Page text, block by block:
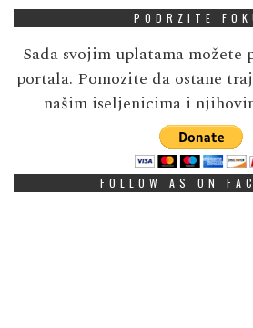
PODRZITE
Sada svojim uplatama možete
portala. Pomozite da ostane
našim iseljenicima i
FOLLOW AS ON